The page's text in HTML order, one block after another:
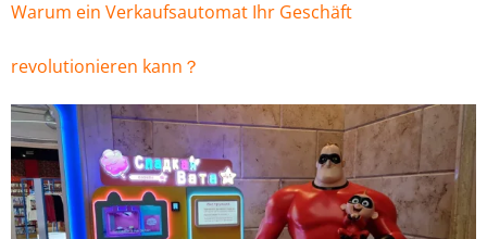
Warum ein Verkaufsautomat Ihr Geschäft
revolutionieren kann？